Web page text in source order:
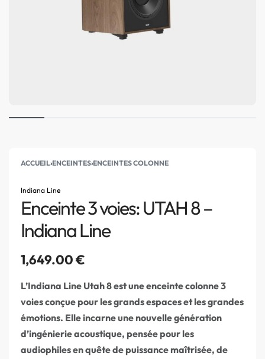
ACCUEIL›ENCEINTES›ENCEINTES COLONNE
Indiana Line
Enceinte 3 voies: UTAH 8 –
Indiana Line
1,649.00€
L’Indiana Line Utah 8 est une enceinte colonne 3
voies conçue pour les grands espaces et les grandes
émotions. Elle incarne une nouvelle génération
d’ingénierie acoustique, pensée pour les
audiophiles en quête de puissance maîtrisée, de